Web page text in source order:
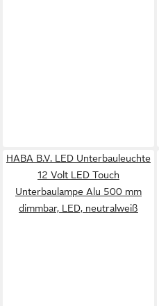
HABA B.V. LED Unterbauleuchte
12 Volt LED Touch
Unterbaulampe Alu 500 mm
dimmbar, LED, neutralweiß